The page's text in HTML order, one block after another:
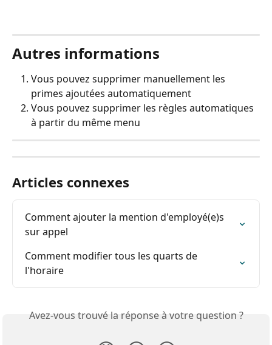
Autres informations
Vous pouvez supprimer manuellement les
primes ajoutées automatiquement
Vous pouvez supprimer les règles automatiques
à partir du même menu
Articles connexes
Comment ajouter la mention d'employé(e)s
sur appel
Comment modifier tous les quarts de
l'horaire
Avez-vous trouvé la réponse à votre question ?